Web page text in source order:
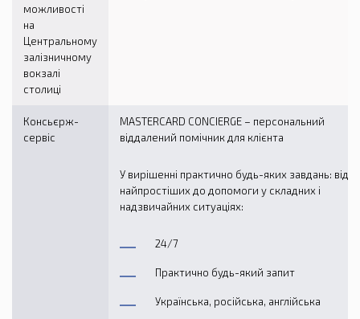
можливості
на
Центральному
залізничному
вокзалі
столиці
Консьєрж-
сервіс
MASTERCARD CONCIERGE – персональний
віддалений помічник для клієнта
У вирішенні практично будь-яких завдань: від
найпростіших до допомоги у складних і
надзвичайних ситуаціях:
24/7
Практично будь-який запит
Українська, російська, англійська